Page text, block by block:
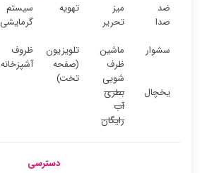
ضد
صدا
میز
تحریر
تهویه
سیستم
گرمایشی
سشوار
ماشین
ظرف
شویی
تلویزیون
(صفحه
تخت)
ظروف
آشپزخانه
یخچال
بطری
آب
رایگان
دسترسی